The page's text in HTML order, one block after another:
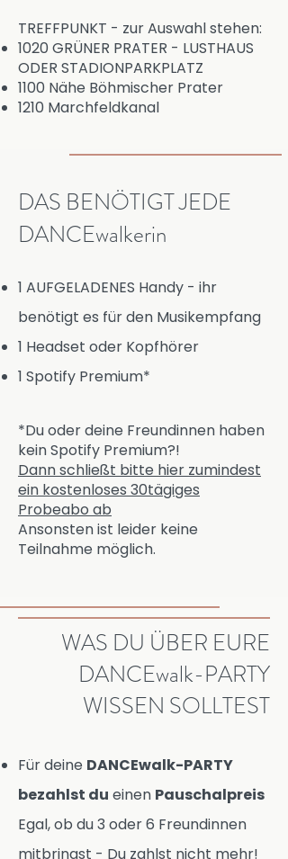
TREFFPUNKT - zur Auswahl stehen:
1020 GRÜNER PRATER - LUSTHAUS
ODER STADIONPARKPLATZ
1100 Nähe Böhmischer Prater
1210 Marchfeldkanal
DAS BENÖTIGT JEDE
DANCEwalkerin
1 AUFGELADENES Handy - ihr
benötigt es für den Musikempfang
1 Headset oder Kopfhörer
1 Spotify Premium*
*Du oder deine Freundinnen haben
kein Spotify Premium?!
Dann schließt bitte hier zumindest
ein kostenloses 30tägiges
Probeabo ab
Ansonsten ist leider keine
Teilnahme möglich.
WAS DU ÜBER EURE
DANCEwalk-PARTY
WISSEN SOLLTEST
Für deine DANCEwalk-PARTY
bezahlst du einen Pauschalpreis
Egal, ob du 3 oder 6 Freundinnen
mitbringst - Du zahlst nicht mehr!